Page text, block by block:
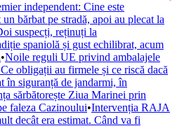
independent: Cine este
bărbat pe stradă, apoi au plecat la
suspecți, reținuți la
spaniolă și gust echilibrat, acum
•Noile reguli UE privind ambalajele
obligații au firmele și ce riscă dacă
în siguranță de jandarmi, în
sărbătorește Ziua Marinei prin
faleza Cazinoului•Intervenția RAJA
decât era estimat. Când va fi